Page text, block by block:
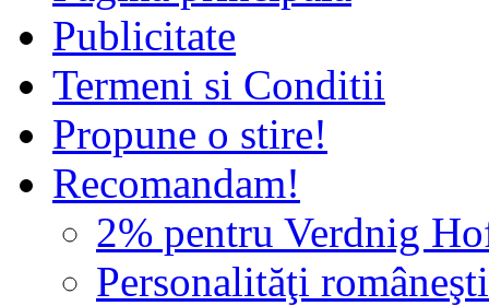
Publicitate
Termeni si Conditii
Propune o stire!
Recomandam!
2% pentru Verdnig
Personalităţi româneşti